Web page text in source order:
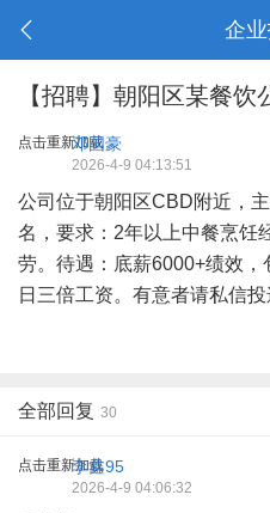
企
【招聘】朝阳区某餐
点击重新加载
邓国豪
2026-4-9 04:13:51
公司位于朝阳区CBD附近，
名，要求：2年以上中餐烹饪
劳。待遇：底薪6000+绩效
日三倍工资。有意者请私信
全部回复 30
点击重新加载
李鑫95
2026-4-9 04:06:32